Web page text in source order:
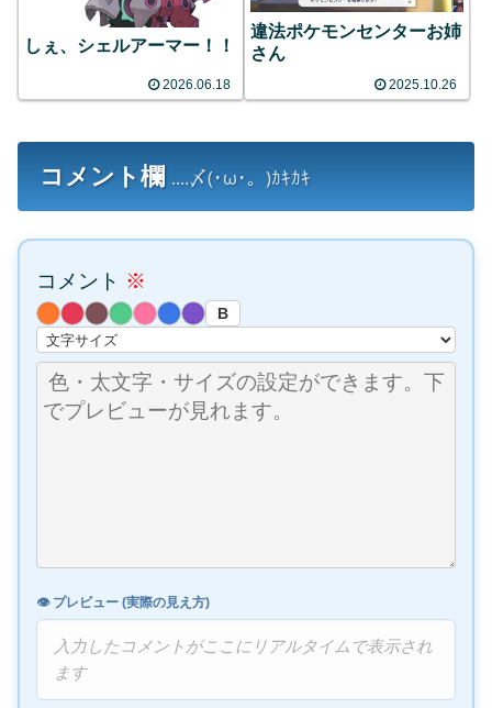
しぇ、シェルアーマー！！
2026.06.18
違法ポケモンセンターお姉
さん
2025.10.26
コメント欄 ....〆(･ω･。)ｶｷｶｷ
コメント ※
B
👁️ プレビュー (実際の見え方)
入力したコメントがここにリアルタイムで表示され
ます